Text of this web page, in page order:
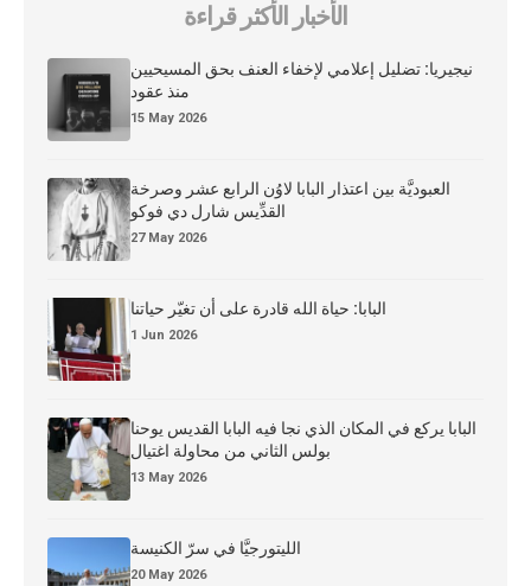
الأخبار الأكثر قراءة
نيجيريا: تضليل إعلامي لإخفاء العنف بحق المسيحيين
منذ عقود
15 May 2026
العبوديَّة بين اعتذار البابا لاوُن الرابع عشر وصرخة
القدِّيس شارل دي فوكو
27 May 2026
البابا: حياة الله قادرة على أن تغيّر حياتنا
1 Jun 2026
البابا يركع في المكان الذي نجا فيه البابا القديس يوحنا
بولس الثاني من محاولة اغتيال
13 May 2026
الليتورجيَّا في سرّ الكنيسة
20 May 2026